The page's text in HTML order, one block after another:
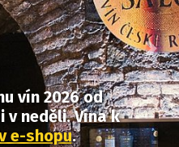
vín 2026od
v neděli.Vína k
e-shopu.
Další